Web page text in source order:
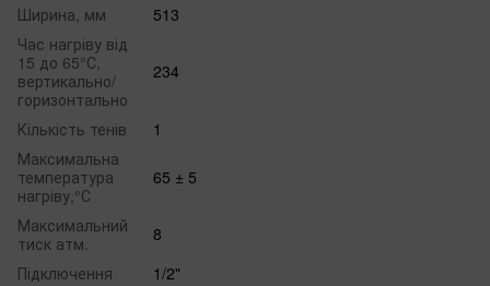
Ширина, мм
513
Час нагріву від
15 до 65°С,
вертикально/
горизонтально
234
Кількість тенів
1
Максимальна
температура
нагріву,°С
65 ± 5
Максимальний
тиск атм.
8
Підключення
1/2"